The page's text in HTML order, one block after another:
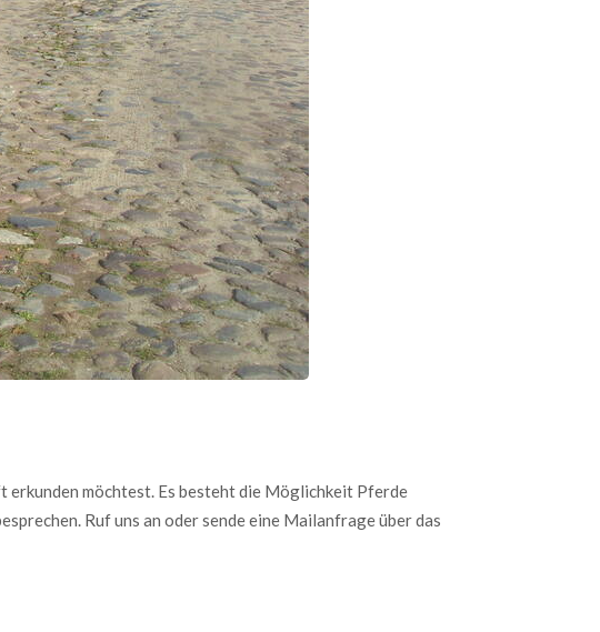
erkunden möchtest. Es besteht die Möglichkeit Pferde
Ruf uns an oder sende eine Mailanfrage über das